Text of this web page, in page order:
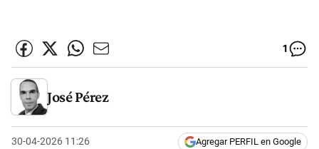
1
José Pérez
30-04-2026 11:26 Agregar PERFIL en Google